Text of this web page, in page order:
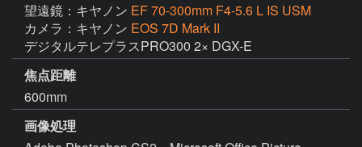
望遠鏡：キヤノン EF 70-300mm F4-5.6 L IS USM
カメラ：キヤノン EOS 7D Mark II
デジタルテレプラスPRO300 2× DGX-E
焦点距離
600mm
画像処理